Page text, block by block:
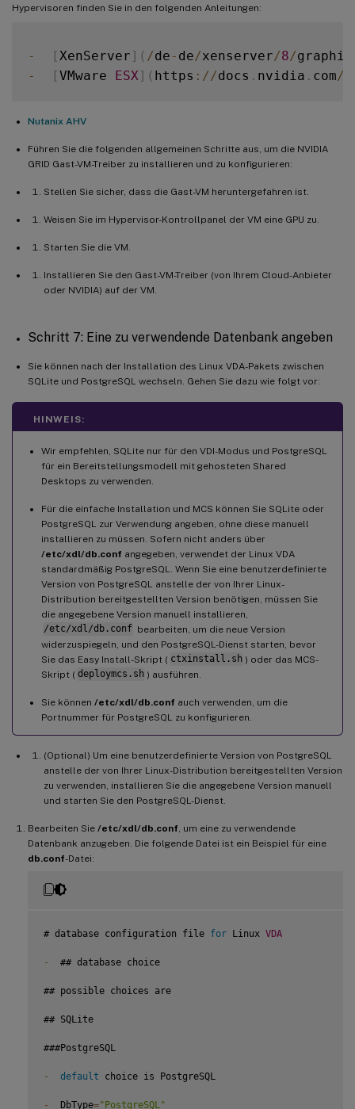
Hypervisoren finden Sie in den folgenden Anleitungen:
- [ XenServer ] ( /de - de/xenserver/8/
-
[VMware ESX ] ( https : / /docs . nvidia . com/
Nutanix AHV
Führen Sie die folgenden allgemeinen Schritte aus, um die NVIDIA
GRID Gast-VM-Treiber zu installieren und zu konfigurieren:
Stellen Sie sicher, dass die Gast-VM heruntergefahren ist.
Weisen Sie im Hypervisor-Kontrollpanel der VM eine GPU zu.
Starten Sie die VM.
Installieren Sie den Gast-VM-Treiber (von Ihrem Cloud-Anbieter
oder NVIDIA) auf der VM.
Schritt 7: Eine zu verwendende Datenbank angeben
Sie können nach der Installation des Linux VDA-Pakets zwischen
SQLite und PostgreSQL wechseln. Gehen Sie dazu wie folgt vor:
HINWEIS:
Wir empfehlen, SQLite nur für den VDI-Modus und PostgreSQL
für ein Bereitstellungsmodell mit gehosteten Shared
Desktops zu verwenden.
Für die einfache Installation und MCS können Sie SQLite oder
PostgreSQL zur Verwendung angeben, ohne diese manuell
installieren zu müssen. Sofern nicht anders über
/etc/xdl/db.conf angegeben, verwendet der Linux VDA
standardmäßig PostgreSQL. Wenn Sie eine benutzerdefinierte
Version von PostgreSQL anstelle der von Ihrer Linux-
Distribution bereitgestellten Version benötigen, müssen Sie
die angegebene Version manuell installieren,
/etc/xdl/db.conf bearbeiten, um die neue Version
widerzuspiegeln, und den PostgreSQL-Dienst starten, bevor
Sie das Easy Install-Skript ( ctxinstall.sh ) oder das MCS-
Skript ( deploymcs.sh ) ausführen.
Sie können /etc/xdl/db.conf auch verwenden, um die
Portnummer für PostgreSQL zu konfigurieren.
(Optional) Um eine benutzerdefinierte Version von PostgreSQL
anstelle der von Ihrer Linux-Distribution bereitgestellten Version
zu verwenden, installieren Sie die angegebene Version manuell
und starten Sie den PostgreSQL-Dienst.
Bearbeiten Sie /etc/xdl/db.conf , um eine zu verwendende
Datenbank anzugeben. Die folgende Datei ist ein Beispiel für eine
db.conf-Datei:
# database configuration file for Linux VDA
-
  ## database choice
## possible choices are
## SQLite
###PostgreSQL
- default choice is PostgreSQL
-
  DbType
="PostgreSQL"